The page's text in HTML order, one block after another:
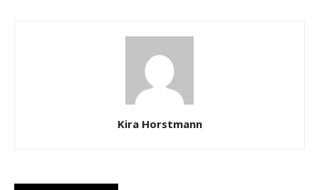
Kira Horstmann